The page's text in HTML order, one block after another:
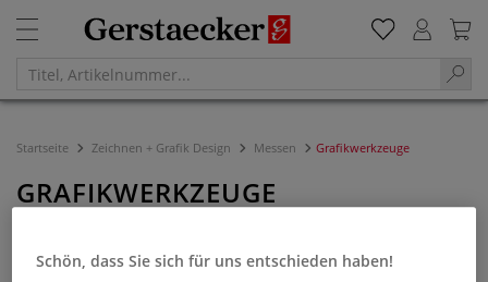
Startseite Zeichnen + Grafik Design Messen Grafikwerkzeuge
GRAFIKWERKZEUGE
Filtern & Sortieren
Schön, dass Sie sich für uns entschieden haben!